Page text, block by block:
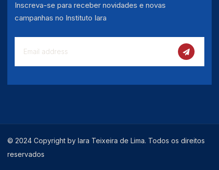
Inscreva-se para receber novidades e novas
campanhas no Instituto Iara
© 2024 Copyright by Iara Teixeira de Lima. Todos os direitos
reservados